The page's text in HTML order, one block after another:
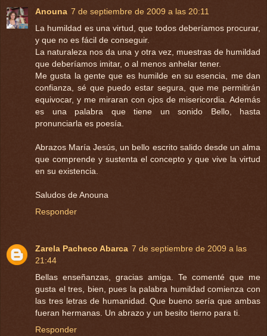
Anouna 7 de septiembre de 2009 a las 20:11
La humildad es una virtud, que todos deberíamos procurar,
y que no es fácil de conseguir.
La naturaleza nos da una y otra vez, muestras de humildad
que deberíamos imitar, o al menos anhelar tener.
Me gusta la gente que es humilde en su esencia, me dan
confianza, sé que puedo estar segura, que me permitirán
equivocar, y me miraran con ojos de misericordia. Además
es una palabra que tiene un sonido Bello, hasta
pronunciarla es poesía.
Abrazos María Jesús, un bello escrito salido desde un alma
que comprende y sustenta el concepto y que vive la virtud
en su existencia.
Saludos de Anouna
Responder
Zarela Pacheco Abarca 7 de septiembre de 2009 a las
21:44
Bellas enseñanzas, gracias amiga. Te comenté que me
gusta el tres, bien, pues la palabra humildad comienza con
las tres letras de humanidad. Que bueno sería que ambas
fueran hermanas. Un abrazo y un besito tierno para ti.
Responder